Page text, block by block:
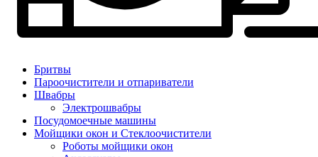
Бритвы
Пароочистители и отпариватели
Швабры
Электрошвабры
Посудомоечные машины
Мойщики окон и Стеклоочистители
Роботы мойщики окон